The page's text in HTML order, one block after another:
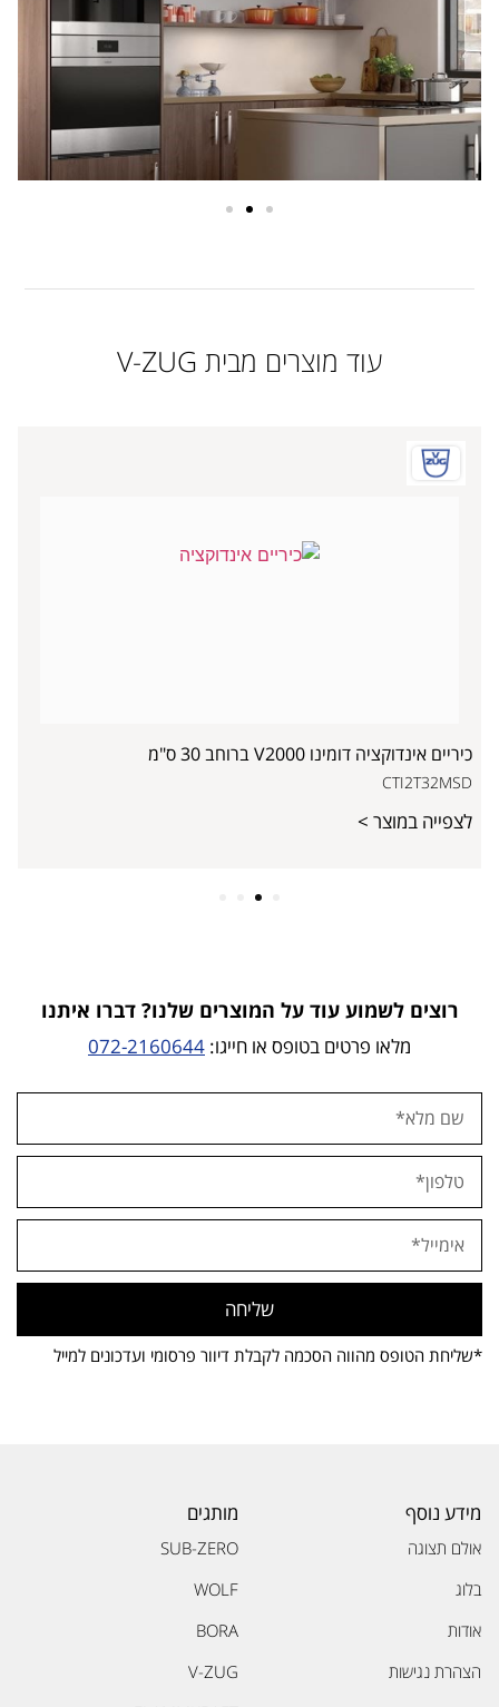
עוד מוצרים מבית V-ZUG
כיריים אינדוקציה דומינו V2000 ברוחב 30 ס"מ
CTI2T32MSD
לצפייה במוצר >
רוצים לשמוע עוד על המוצרים שלנו? דברו איתנו
מלאו פרטים בטופס או חייגו: 072-2160644
שליחה
*שליחת הטופס מהווה הסכמה לקבלת דיוור פרסומי ועדכונים למייל
מידע נוסף
אולם תצוגה
בלוג
אודות
הצהרת נגישות
מותגים
SUB-ZERO
WOLF
BORA
V-ZUG